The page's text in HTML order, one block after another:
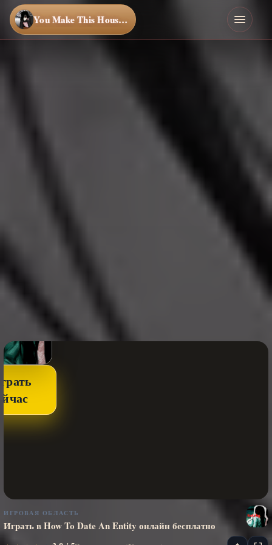
You Make This House a Home
ИГРОВАЯ ОБЛАСТЬ
Играть в How To Date An Entity онлайн бесплатно